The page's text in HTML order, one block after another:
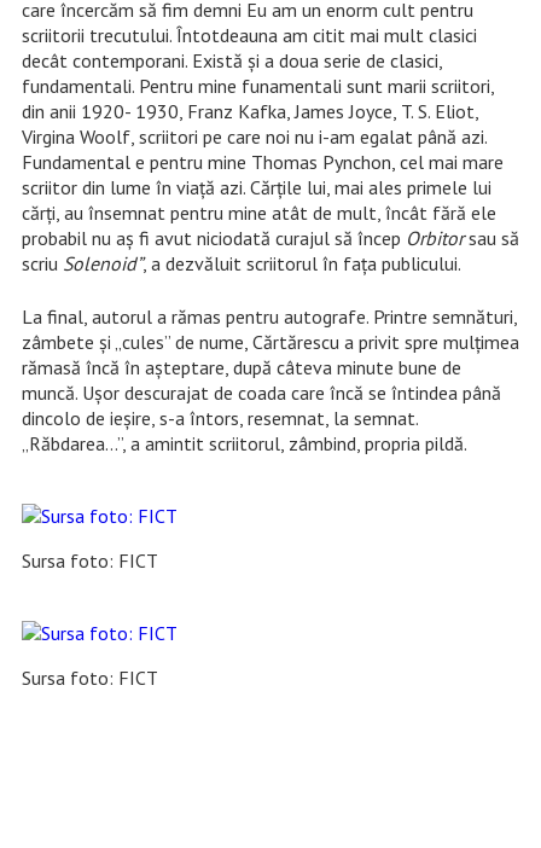
care încercăm să fim demni Eu am un enorm cult pentru
scriitorii trecutului. Întotdeauna am citit mai mult clasici
decât contemporani. Există şi a doua serie de clasici,
fundamentali. Pentru mine funamentali sunt marii scriitori,
din anii 1920- 1930, Franz Kafka, James Joyce, T. S. Eliot,
Virgina Woolf, scriitori pe care noi nu i-am egalat până azi.
Fundamental e pentru mine Thomas Pynchon, cel mai mare
scriitor din lume în viaţă azi. Cărţile lui, mai ales primele lui
cărţi, au însemnat pentru mine atât de mult, încât fără ele
probabil nu aş fi avut niciodată curajul să încep Orbitorsau să
scriu Solenoid”, a dezvăluit scriitorul în faţa publicului.
La final, autorul a rămas pentru autografe. Printre semnături,
zâmbete şi „cules” de nume, Cărtărescu a privit spre mulţimea
rămasă încă în aşteptare, după câteva minute bune de
muncă. Uşor descurajat de coada care încă se întindea până
dincolo de ieşire, s-a întors, resemnat, la semnat.
„Răbdarea…”, a amintit scriitorul, zâmbind, propria pildă.
Sursa foto: FICT
Sursa foto: FICT